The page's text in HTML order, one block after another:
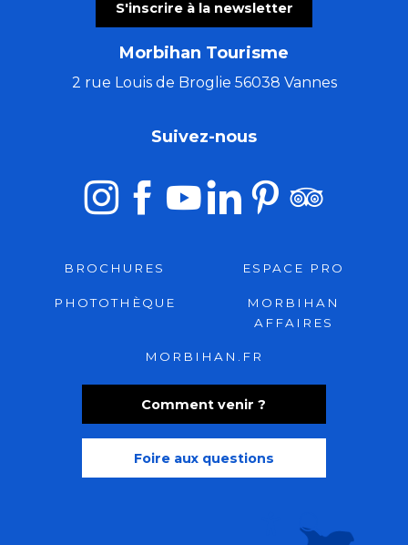
S'inscrire à la newsletter
Morbihan Tourisme
2 rue Louis de Broglie 56038 Vannes
Comment venir ?
Foire aux questions
Suivez-nous
BROCHURES ESPACE PRO
PHOTOTHÈQUE
MORBIHAN
AFFAIRES
MORBIHAN.FR